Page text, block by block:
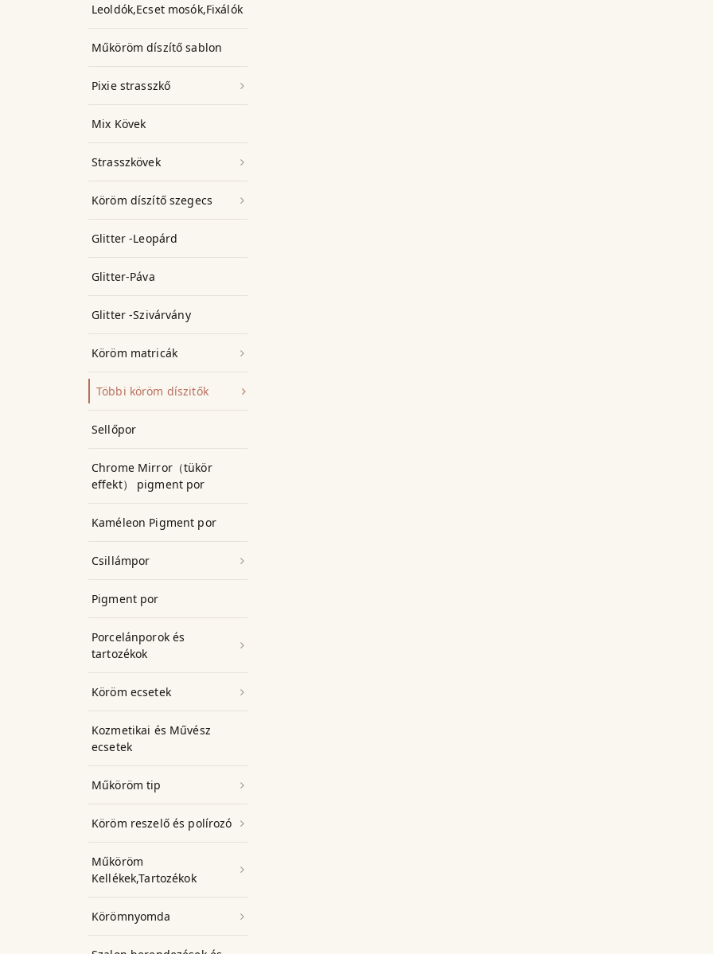
Leoldók,Ecset mosók,Fixálók
Műköröm díszítő sablon
Pixie strasszkő
Mix Kövek
Strasszkövek
Köröm díszítő szegecs
Glitter -Leopárd
Glitter-Páva
Glitter -Szivárvány
Köröm matricák
Többi köröm díszitők
Sellőpor
Chrome Mirror（tükör
effekt） pigment por
Kaméleon Pigment por
Csillámpor
Pigment por
Porcelánporok és
tartozékok
Köröm ecsetek
Kozmetikai és Művész
ecsetek
Műköröm tip
Köröm reszelő és polírozó
Műköröm
Kellékek,Tartozékok
Körömnyomda